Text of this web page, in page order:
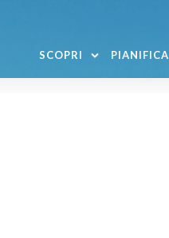
SCOPRI PIANIFICA